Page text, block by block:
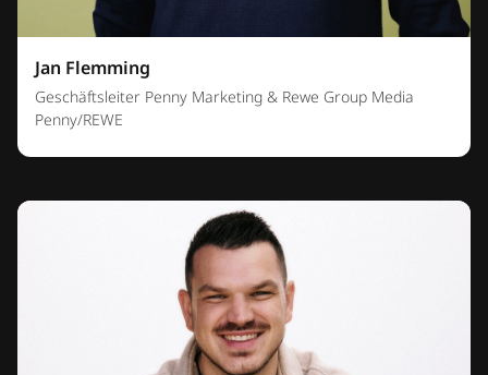
Jan Flemming
Geschäftsleiter Penny Marketing & Rewe Group Media
Penny/REWE